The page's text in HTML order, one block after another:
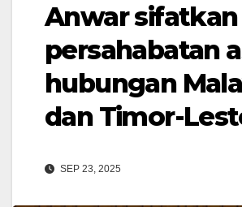
Anwar sifatkan
persahabatan
hubungan
dan Timor-
SEP 23, 2025